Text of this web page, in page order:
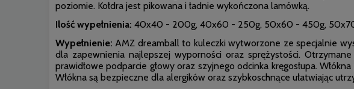
poziomie. Kołdra jest pikowana i ładnie wykończona lamówką.
Ilość wypełnienia: 40x40 - 200g, 40x60 - 250g, 50x60 - 450g,
Wypełnienie: AMZ dreamball to kuleczki wytworzone ze specjalnie
dla zapewnienia najlepszej wyporności oraz sprężystości.
prawidłowe podparcie głowy oraz szyjnego odcinka kręgosłupa.
Włókna są bezpieczne dla alergików oraz szybkoschnące ułatwiając